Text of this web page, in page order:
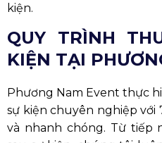
kiện.
QUY TRÌNH
KIỆN TẠI
Phương Nam Event thực
sự kiện chuyên nghiệp với
và nhanh chóng. Từ tiếp